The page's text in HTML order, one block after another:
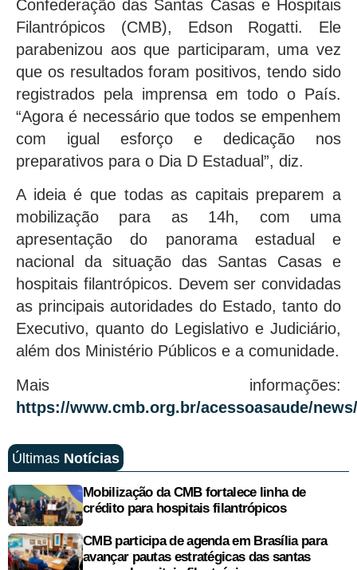
Confederação das Santas Casas e Hospitais
Filantrópicos (CMB), Edson Rogatti. Ele
parabenizou aos que participaram, uma vez
que os resultados foram positivos, tendo sido
registrados pela imprensa em todo o País.
“Agora é necessário que todos se empenhem
com igual esforço e dedicação nos
preparativos para o Dia D Estadual”, diz.
A ideia é que todas as capitais preparem a
mobilização para as 14h, com uma
apresentação do panorama estadual e
nacional da situação das Santas Casas e
hospitais filantrópicos. Devem ser convidadas
as principais autoridades do Estado, tanto do
Executivo, quanto do Legislativo e Judiciário,
além dos Ministério Públicos e a comunidade.
Mais informações:
https://www.cmb.org.br/acessoasaude/
Últimas Notícias
Mobilização da CMB fortalece linha de
crédito para hospitais filantrópicos
CMB participa de agenda em Brasília para
avançar pautas estratégicas das santas